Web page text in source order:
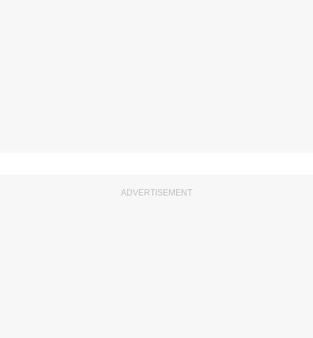
ADVERTISEMENT